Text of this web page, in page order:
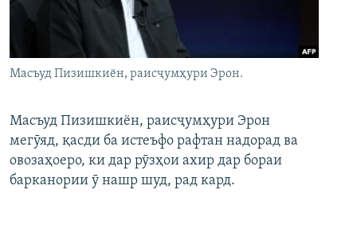
Масъуд Пизишкиён, раисҷумҳури Эрон.
Масъуд Пизишкиён, раисҷумҳури Эрон
мегӯяд, қасди ба истеъфо рафтан надорад ва
овозаҳоеро, ки дар рӯзҳои ахир дар бораи
барканории ӯ нашр шуд, рад кард.